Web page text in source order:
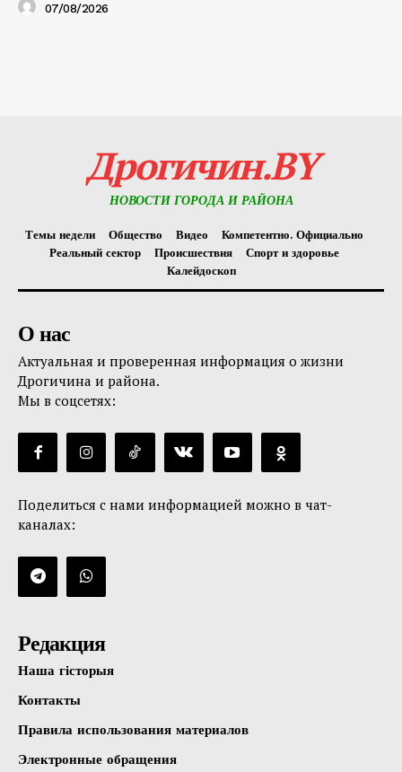
07/08/2026
Дрогичин.BY
НОВОСТИ ГОРОДА И РАЙОНА
Темы недели Общество Видео
Компетентно. Официально
Реальный сектор
Происшествия
Спорт и здоровье
Калейдоскоп
О нас
Актуальная и проверенная информация о жизни
Дрогичина и района.
Мы в соцсетях:
Поделиться с нами информацией можно в чат-
каналах:
Редакция
Наша гісторыя
Контакты
Правила использования материалов
Электронные обращения